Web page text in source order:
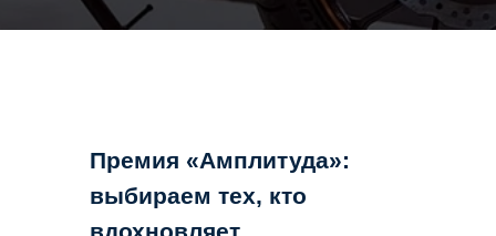
Премия «Амплитуда»:
выбираем тех, кто